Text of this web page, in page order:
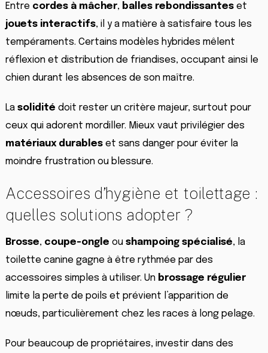
Entre cordes à mâcher, balles rebondissanteset
jouets interactifs, il y a matière à satisfaire tous les
tempéraments. Certains modèles hybrides mêlent
réflexion et distribution de friandises, occupant ainsi le
chien durant les absences de son maître.
La solidité doit rester un critère majeur, surtout pour
ceux qui adorent mordiller. Mieux vaut privilégier des
matériaux durableset sans danger pour éviter la
moindre frustration ou blessure.
Accessoires d’hygiène et toilettage :
quelles solutions adopter ?
Brosse, coupe-ongle ou shampoing spécialisé, la
toilette canine gagne à être rythmée par des
accessoires simples à utiliser. Un brossage régulier
limite la perte de poils et prévient l’apparition de
nœuds, particulièrement chez les races à long pelage.
Pour beaucoup de propriétaires, investir dans des